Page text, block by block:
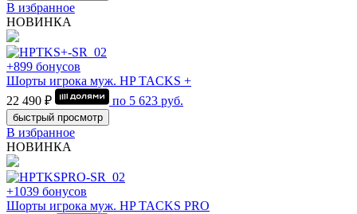
В избранное
НОВИНКА
+899 бонусов
Шорты игрока муж. HP TACKS +
22 490 ₽
по 5 623 руб.
быстрый просмотр
В избранное
НОВИНКА
+1039 бонусов
Шорты игрока муж. HP TACKS PRO